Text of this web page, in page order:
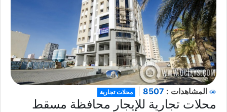
محلات تجارية المشاهدات :
محلات تجارية للإيجار محافظة مسقط